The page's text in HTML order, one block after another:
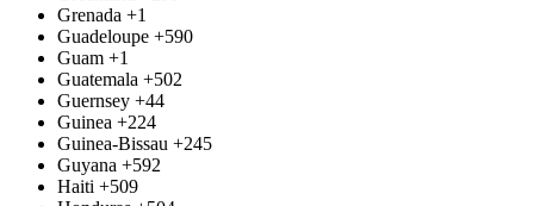
Grenada +1
Guadeloupe +590
Guam +1
Guatemala +502
Guernsey +44
Guinea +224
Guinea-Bissau +245
Guyana +592
Haiti +509